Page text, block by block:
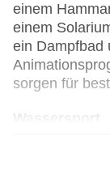
einem
einem
ein Dampfbad
sorgen für